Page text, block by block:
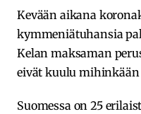
Kevään aikana
kymmeniätuhansia
Kelan maksaman
eivät kuulu
Suomessa on 25